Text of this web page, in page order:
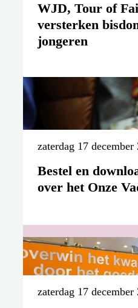
WJD, Tour of
versterken
jongeren
zaterdag 17 december
Bestel en
over het Onze
zaterdag 17 december
Romeins
van as bij
zaterdag 17 december